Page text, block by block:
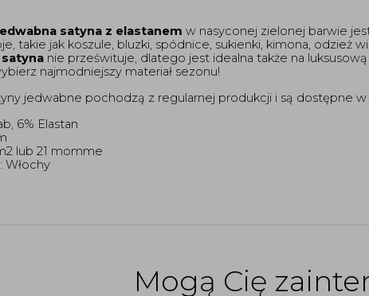
satyna z elastanem w nasyconej zielonej barwie
takie jak koszule, bluzki, spódnice, sukienki, kimona, odzież
nie prześwituje, dlatego jest idealna także na
najmodniejszy materiał sezonu!
jedwabne pochodzą z regularnej produkcji i są dostępne w
6% Elastan
lub 21 momme
Włochy
Mogą Cię